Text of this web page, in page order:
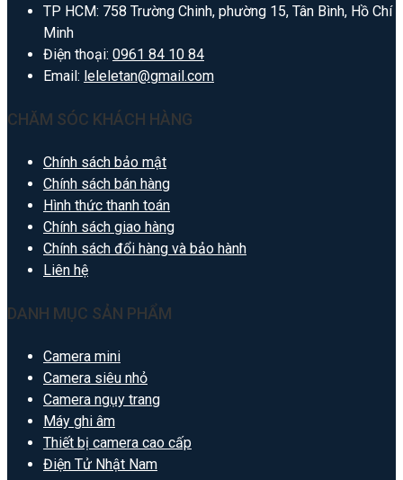
TP HCM: 758 Trường Chinh, phường 15, Tân Bình, Hồ Chí
Minh
Điện thoại: 0961 84 10 84
Email: leleletan@gmail.com
CHĂM SÓC KHÁCH HÀNG
Chính sách bảo mật
Chính sách bán hàng
Hình thức thanh toán
Chính sách giao hàng
Chính sách đổi hàng và bảo hành
Liên hệ
DANH MỤC SẢN PHẨM
Camera mini
Camera siêu nhỏ
Camera ngụy trang
Máy ghi âm
Thiết bị camera cao cấp
Điện Tử Nhật Nam